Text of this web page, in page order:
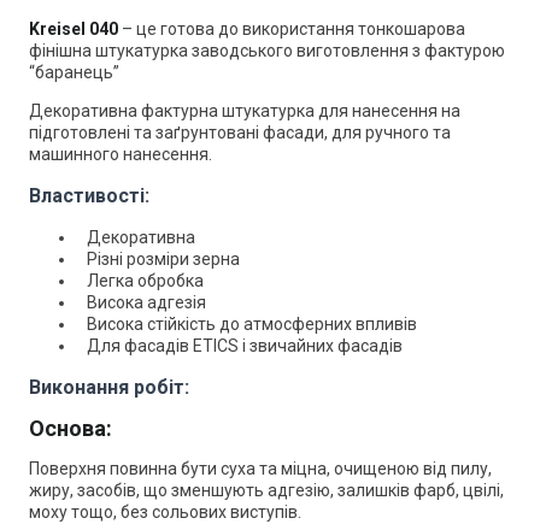
Kreisel 040 – це готова до використання тонкошарова
фінішна штукатурка заводського виготовлення з фактурою
“баранець”
Декоративна фактурна штукатурка для нанесення на
підготовлені та заґрунтовані фасади, для ручного та
машинного нанесення.
Властивості:
Декоративна
Різні розміри зерна
Легка обробка
Висока адгезія
Висока стійкість до атмосферних впливів
Для фасадів ETICS і звичайних фасадів
Виконання робіт:
Основа:
Поверхня повинна бути суха та міцна, очищеною від пилу,
жиру, засобів, що зменшують адгезію, залишків фарб, цвілі,
моху тощо, без сольових виступів.